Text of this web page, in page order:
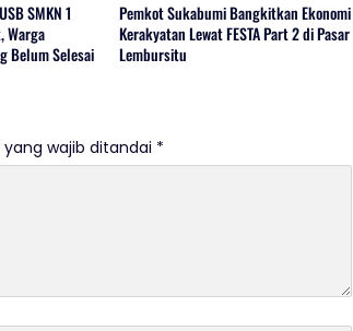
SMKN 1
Warga
Belum Selesai
Pemkot Sukabumi Bangkitkan Ekonomi
Kerakyatan Lewat FESTA Part 2 di Pasar
Lembursitu
yang wajib ditandai *